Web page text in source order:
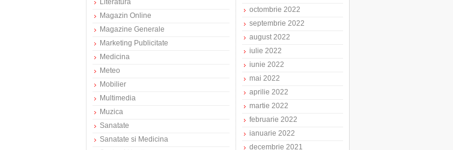
Literatura
Magazin Online
Magazine Generale
Marketing Publicitate
Medicina
Meteo
Mobilier
Multimedia
Muzica
Sanatate
Sanatate si Medicina
octombrie 2022
septembrie 2022
august 2022
iulie 2022
iunie 2022
mai 2022
aprilie 2022
martie 2022
februarie 2022
ianuarie 2022
decembrie 2021